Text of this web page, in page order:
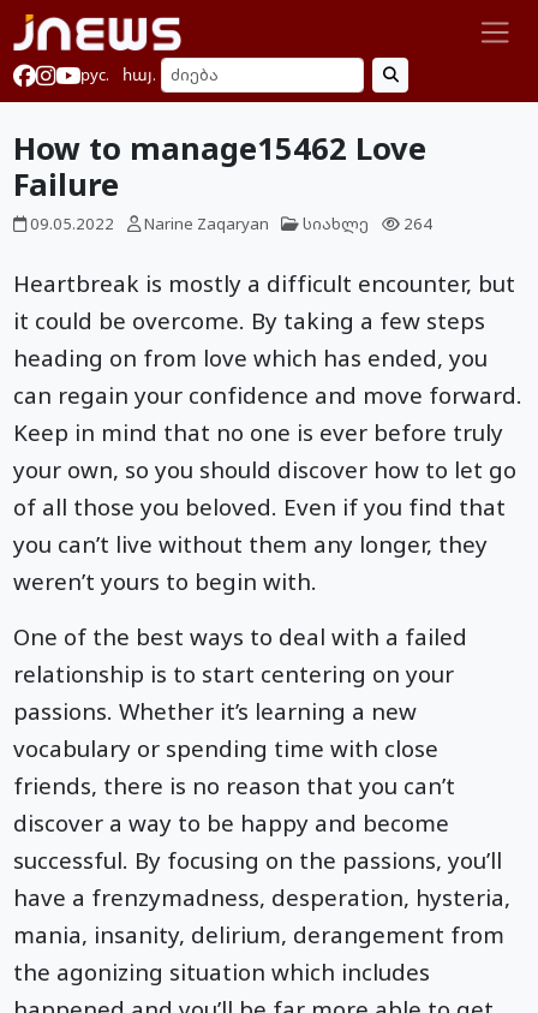
рус. հայ.
How to manage15462 Love
Failure
09.05.2022 Narine Zaqaryan სიახლე 264
Heartbreak is mostly a difficult encounter, but
it could be overcome. By taking a few steps
heading on from love which has ended, you
can regain your confidence and move forward.
Keep in mind that no one is ever before truly
your own, so you should discover how to let go
of all those you beloved. Even if you find that
you can’t live without them any longer, they
weren’t yours to begin with.
One of the best ways to deal with a failed
relationship is to start centering on your
passions. Whether it’s learning a new
vocabulary or spending time with close
friends, there is no reason that you can’t
discover a way to be happy and become
successful. By focusing on the passions, you’ll
have a frenzymadness, desperation, hysteria,
mania, insanity, delirium, derangement from
the agonizing situation which includes